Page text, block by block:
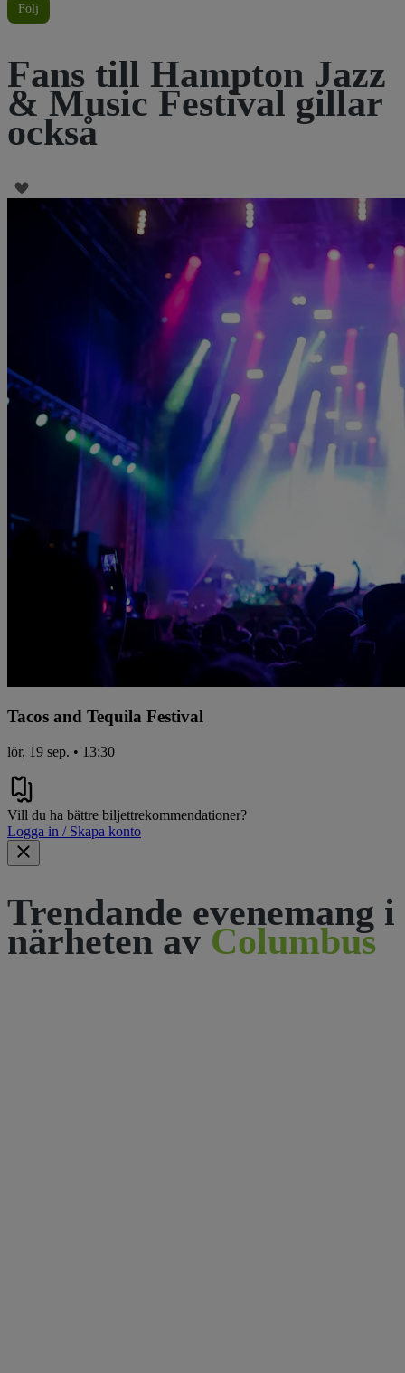
Följ
Fans till Hampton Jazz
& Music Festival gillar
också
Tacos and Tequila Festival
lör, 19 sep. • 13:30
Vill du ha bättre biljettrekommendationer?
Logga in / Skapa konto
Trendande evenemang i
närheten av Columbus